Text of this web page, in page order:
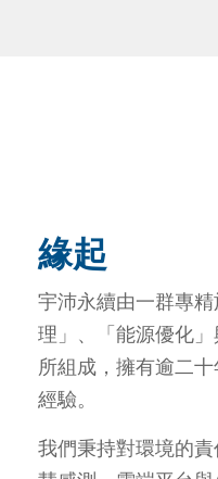
緣起
宇沛永續由一群專
理」、「能源優化
所組成，擁有逾二
經驗。
我們秉持對環境的